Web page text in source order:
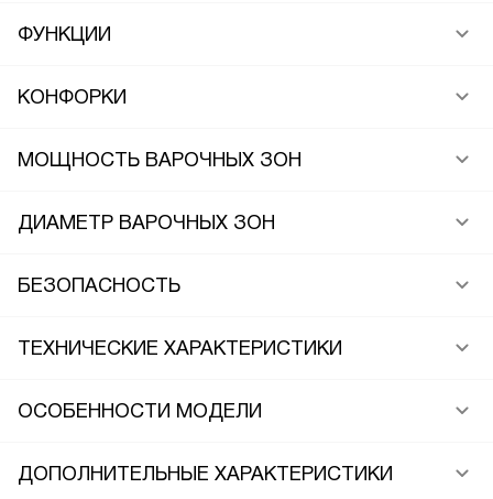
ФУНКЦИИ
КОНФОРКИ
МОЩНОСТЬ ВАРОЧНЫХ ЗОН
ДИАМЕТР ВАРОЧНЫХ ЗОН
БЕЗОПАСНОСТЬ
ТЕХНИЧЕСКИЕ ХАРАКТЕРИСТИКИ
ОСОБЕННОСТИ МОДЕЛИ
ДОПОЛНИТЕЛЬНЫЕ ХАРАКТЕРИСТИКИ